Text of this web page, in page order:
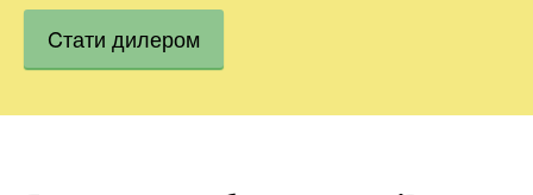
Cтати дилером
Дніпро
Івано-Франківськ
Область